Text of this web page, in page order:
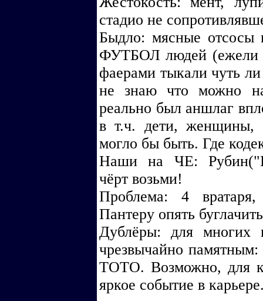
стадио не
Быдло: мясные
ФУТБОЛ людей (ежели
фаерами тыкали чуть
не знаю что можно
реально был аншлаг
в т.ч. дети, женщины,
могло бы быть. Где
Наши на ЧЕ:
чёрт возьми!
Проблема: 4
Пантеру опять
Дублёры: для многих
чрезвычайно
ТОТО. Возможно, для
яркое событие в